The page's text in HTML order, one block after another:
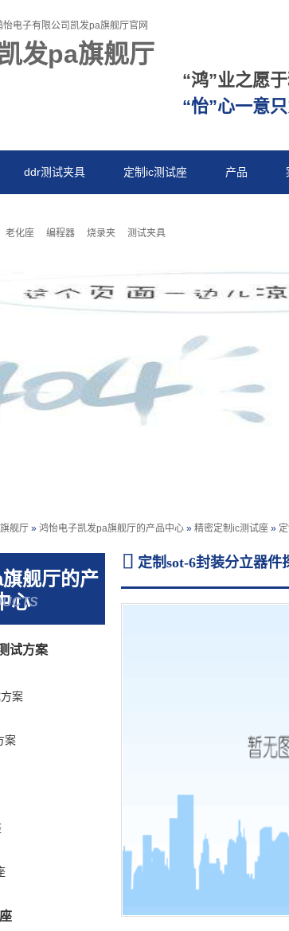
电子有限公司凯发pa旗舰厅官网
发pa旗舰厅
“鸿”业之愿
“怡”心一意
ddr测试夹具 定制ic测试座 产品
老化座 编程器 烧录夹 测试夹具
舰厅 » 鸿怡电子凯发pa旗舰厅的产品中心 » 精密定制ic测试座 »
 定制sot-6封装分立器件
舰厅的产
心
试方案
案
案